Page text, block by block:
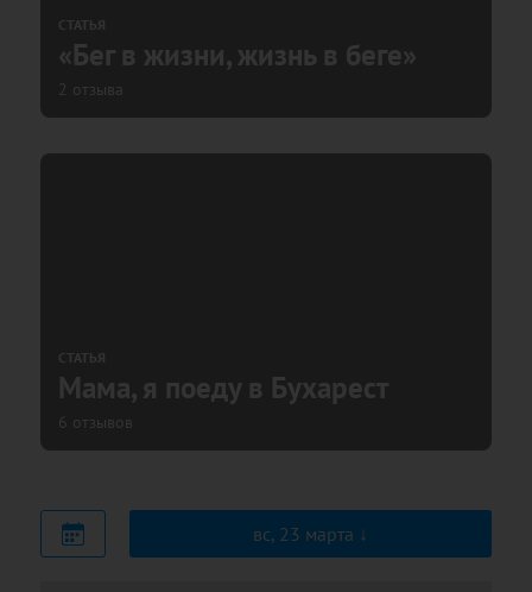
СТАТЬЯ
«Бег в жизни, жизнь в беге»
2 отзыва
СТАТЬЯ
Мама, я поеду в Бухарест
6 отзывов
вс, 23 марта